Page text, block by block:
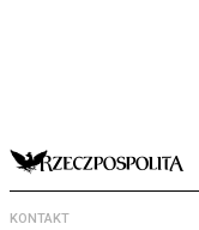
KONTAKT